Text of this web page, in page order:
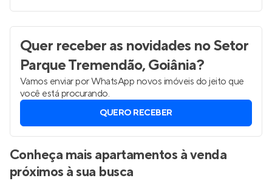
Quer receber as novidades no Setor
Parque Tremendão, Goiânia?
Vamos enviar por WhatsApp novos imóveis do jeito que
você está procurando.
QUERO RECEBER
Conheça mais apartamentos à venda
próximos à sua busca